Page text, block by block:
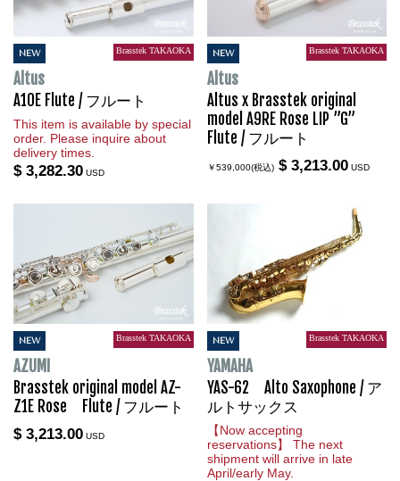
NEW Brasstek TAKAOKA
Altus
A10E Flute / フルート
This item is available by special
order. Please inquire about
delivery times.
$ 3,282.30 USD
NEW Brasstek TAKAOKA
Altus
Altus x Brasstek original
model A9RE Rose LIP ”G”
Flute / フルート
￥539,000(税込) $ 3,213.00USD
NEW Brasstek TAKAOKA
AZUMI
Brasstek original model AZ-
Z1E Rose Flute / フルート
$ 3,213.00 USD
NEW Brasstek TAKAOKA
YAMAHA
YAS-62 Alto Saxophone / ア
ルトサックス
【Now accepting
reservations】 The next
shipment will arrive in late
April/early May.